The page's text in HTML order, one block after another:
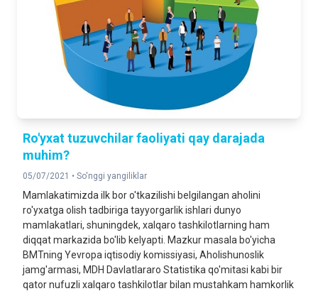
Ro'yxat tuzuvchilar faoliyati qay darajada
muhim?
05/07/2021 • So'nggi yangiliklar
Mamlakatimizda ilk bor o'tkazilishi belgilangan aholini
ro'yxatga olish tadbiriga tayyorgarlik ishlari dunyo
mamlakatlari, shuningdek, xalqaro tashkilotlarning ham
diqqat markazida bo'lib kelyapti. Mazkur masala bo'yicha
BMTning Yevropa iqtisodiy komissiyasi, Aholishunoslik
jamg'armasi, MDH Davlatlararo Statistika qo'mitasi kabi bir
qator nufuzli xalqaro tashkilotlar bilan mustahkam hamkorlik